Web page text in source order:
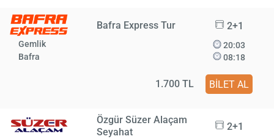
Bafra Express Tur 2+1
Gemlik
Bafra
20:03
08:18
1.700 TL BİLET AL
Özgür Süzer Alaçam
Seyahat
2+1